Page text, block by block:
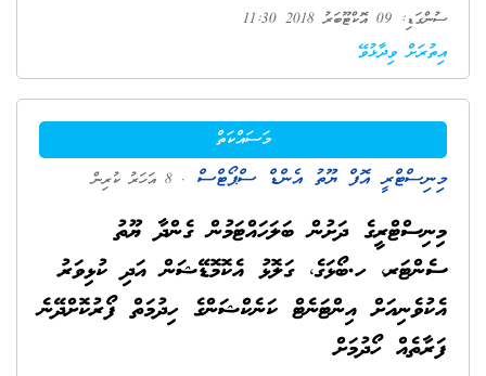
ސުންގަޑި: 09 އޮކްޓޫބަރު 2018 11:30
އިތުރަށް ވިދާޅުވޭ
މަސައްކަތް
މިނިސްޓްރީ އޮފް ޔޫތު އެންޑް ސްޕޯޓްސް . 8 އަހަރު ކުރިން
މިނިސްޓްރީގެ ދަށުން ބަލަހައްޓަމުން ގެންދާ ޔޫތު
ސެންޓަރ، ހ.ބޯޅަގެ، ގަލޮޅު އެކޮމޮޑޭޝަން އަދި ކުޅިވަރު
އެކުވެނިއަށް އިންޓަނެޓް ކަނެކްޝަންގެ ހިދުމަތް ފޯރުކޮށްދޭނެ
ފަރާތެއް ހޯދުމަށް